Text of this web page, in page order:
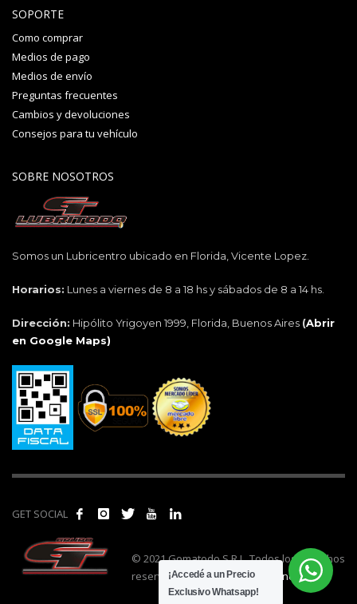
SOPORTE
Como comprar
Medios de pago
Medios de envío
Preguntas frecuentes
Cambios y devoluciones
Consejos para tu vehículo
SOBRE NOSOTROS
Somos un Lubricentro ubicado en Florida, Vicente Lopez.
Horarios: Lunes a viernes de 8 a 18 hs y sábados de 8 a 14 hs.
Dirección: Hipólito Yrigoyen 1999, Florida, Buenos Aires (Abrir
en Google Maps)
GET SOCIAL
© 2021 Gomatodo S.R.L. Todos los derechos
reservados. | Realizado por
cónclave.
¡Accedé a un Precio
Exclusivo Whatsapp!